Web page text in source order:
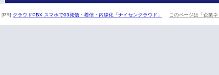
[PR] クラウドPBX スマホで03発信・着信・内線化「ナイセンクラウド」 このページは「企業